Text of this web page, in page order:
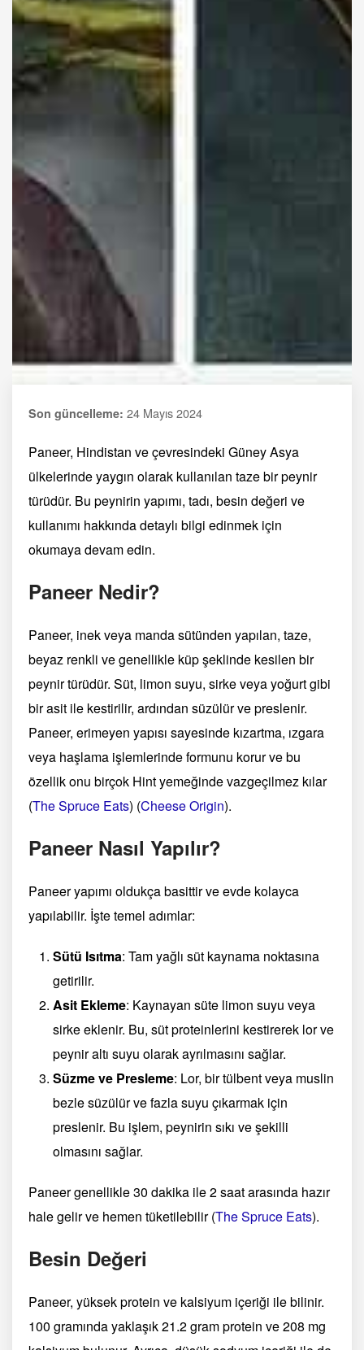
Son güncelleme: 24 Mayıs 2024
Paneer, Hindistan ve çevresindeki Güney Asya
ülkelerinde yaygın olarak kullanılan taze bir peynir
türüdür. Bu peynirin yapımı, tadı, besin değeri ve
kullanımı hakkında detaylı bilgi edinmek için
okumaya devam edin.
Paneer Nedir?
Paneer, inek veya manda sütünden yapılan, taze,
beyaz renkli ve genellikle küp şeklinde kesilen bir
peynir türüdür. Süt, limon suyu, sirke veya yoğurt gibi
bir asit ile kestirilir, ardından süzülür ve preslenir.
Paneer, erimeyen yapısı sayesinde kızartma, ızgara
veya haşlama işlemlerinde formunu korur ve bu
özellik onu birçok Hint yemeğinde vazgeçilmez kılar​
(The Spruce Eats) (Cheese Origin)​.
Paneer Nasıl Yapılır?
Paneer yapımı oldukça basittir ve evde kolayca
yapılabilir. İşte temel adımlar:
Sütü Isıtma: Tam yağlı süt kaynama noktasına
getirilir.
Asit Ekleme: Kaynayan süte limon suyu veya
sirke eklenir. Bu, süt proteinlerini kestirerek lor ve
peynir altı suyu olarak ayrılmasını sağlar.
Süzme ve Presleme: Lor, bir tülbent veya muslin
bezle süzülür ve fazla suyu çıkarmak için
preslenir. Bu işlem, peynirin sıkı ve şekilli
olmasını sağlar.
Paneer genellikle 30 dakika ile 2 saat arasında hazır
hale gelir ve hemen tüketilebilir​(The Spruce Eats)​.
Besin Değeri
Paneer, yüksek protein ve kalsiyum içeriği ile bilinir.
100 gramında yaklaşık 21.2 gram protein ve 208 mg